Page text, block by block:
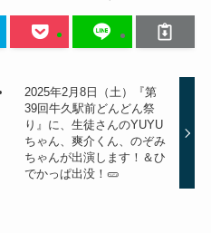
2025年2月8日（土）『第
39回牛久駅前どんどん祭
り』に、生徒さんのYUYU
ちゃん、爽介くん、のぞみ
ちゃんが出演します！＆ひ
でかっぱ出没！🥒